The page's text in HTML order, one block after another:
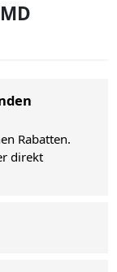
Rabatten.
direkt